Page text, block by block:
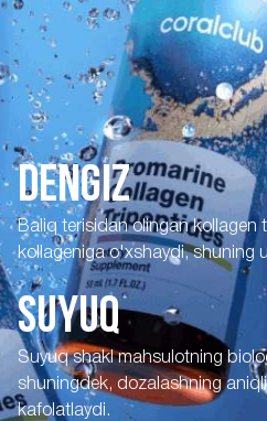
DENGIZ
Baliq terisidan olingan kollagen
kollageniga o'xshaydi, shuning
SUYUQ
Suyuq shakl mahsulotning
shuningdek, dozalashning
kafolatlaydi.